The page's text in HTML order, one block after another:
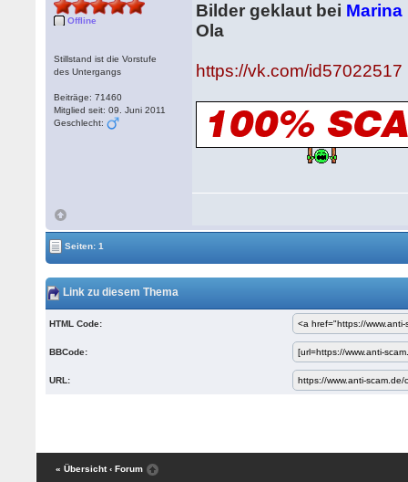
Offline
Stillstand ist die Vorstufe
des Untergangs
Beiträge: 71460
Mitglied seit: 09. Juni 2011
Geschlecht:
Bilder geklaut bei
Ola
https://vk.com/id57022517
Seiten: 1
Link zu diesem Thema
HTML Code:
BBCode:
URL:
« Übersicht ‹ Forum